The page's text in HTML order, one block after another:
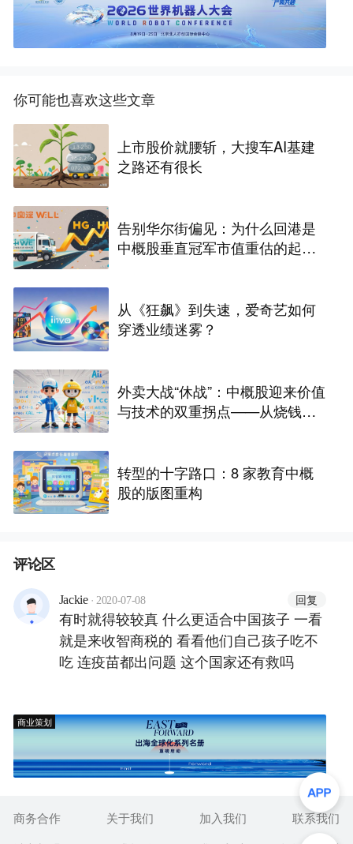
你可能也喜欢这些文章
上市股价就腰斩，大搜车AI基建
之路还有很长
告别华尔街偏见：为什么回港是
中概股垂直冠军市值重估的起
从《狂飙》到失速，爱奇艺如何
穿透业绩迷雾？
外卖大战“休战”：中概股迎来价值
与技术的双重拐点——从烧钱内
转型的十字路口：8 家教育中概
股的版图重构
评论区
Jackie · 2020-07-08 回复
有时就得较较真 什么更适合中国孩子 一看
就是来收智商税的 看看他们自己孩子吃不
吃 连疫苗都出问题 这个国家还有救吗
商业策划
商务合作 关于我们 加入我们
联系我们